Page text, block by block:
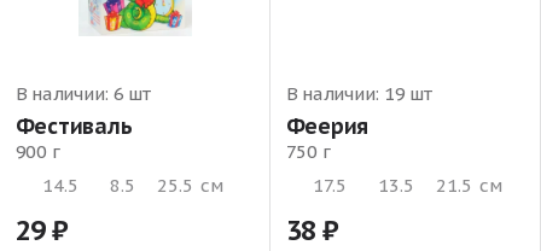
В наличии: 6 шт
Фестиваль
900 г
14.5
8.5 25.5 см
29
В наличии: 19 шт
Феерия
750 г
17.5
13.5 21.5 см
38